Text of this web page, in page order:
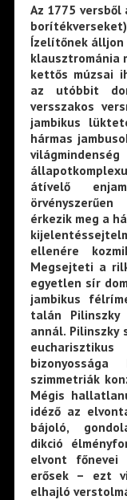
Az 1775
Ízelítőnek álljon
klausztrománia
kettős múzsai
az utóbbit
versszakos
jambikus
hármas
átívelő
érkezik meg a
ellenére
Megsejteti a
egyetlen sír
jambikus
talán
annál.
szimmetriák
Mégis
idéző az
bájoló,
dikció
elvont főnevei
erősek – ezt
elhajló